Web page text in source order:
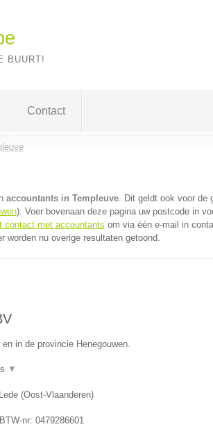
BUURT!
Contact
accountants in Templeuve. Dit geldt ook voor de
). Voer bovenaan deze pagina uw postcode in
contact met accountants om via één e-mail in
worden nu overige resultaten getoond.
in de provincie Henegouwen.
▼
Lede(Oost-Vlaanderen)
nr: 0479286601